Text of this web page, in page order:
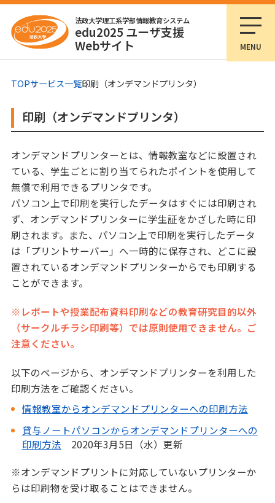
法政大学理工系学部情報教育システム
edu2025 ユーザ支援
Webサイト MENU
TOPサービス一覧印刷（オンデマンドプリンタ）
印刷（オンデマンドプリンタ）
オンデマンドプリンターとは、情報教室などに設置され
ている、学生ごとに割り当てられたポイントを使用して
無償で利用できるプリンタです。
パソコン上で印刷を実行したデータはすぐには印刷され
ず、オンデマンドプリンターに学生証をかざした時に印
刷されます。また、パソコン上で印刷を実行したデータ
は「プリントサーバー」へ一時的に保存され、どこに設
置されているオンデマンドプリンターからでも印刷する
ことができます。
※レポートや授業配布資料印刷などの教育研究目的以外
（サークルチラシ印刷等）では原則使用できません。ご
注意ください。
以下のページから、オンデマンドプリンターを利用した
印刷方法をご確認ください。
情報教室からオンデマンドプリンターへの印刷方法
貸与ノートパソコンからオンデマンドプリンターへの
印刷方法 2020年3月5日（水）更新
※オンデマンドプリントに対応していないプリンターか
らは印刷物を受け取ることはできません。